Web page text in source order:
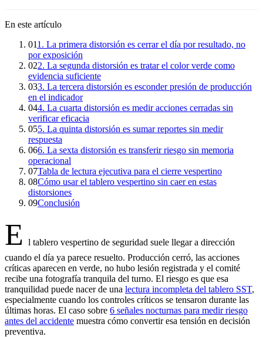
En este artículo
011. La primera distorsión es cerrar el día por resultado, no
por exposición
022. La segunda distorsión es tratar el color verde como
evidencia suficiente
033. La tercera distorsión es esconder presión de producción
en el indicador
044. La cuarta distorsión es medir acciones cerradas sin
verificar eficacia
055. La quinta distorsión es sumar reportes sin medir
respuesta
066. La sexta distorsión es transferir riesgo sin memoria
operacional
07Tabla de lectura ejecutiva para el cierre vespertino
08Cómo usar el tablero vespertino sin caer en estas
distorsiones
09Conclusión
E l tablero vespertino de seguridad suele llegar a dirección
cuando el día ya parece resuelto. Producción cerró, las acciones
críticas aparecen en verde, no hubo lesión registrada y el comité
recibe una fotografía tranquila del turno. El riesgo es que esa
tranquilidad puede nacer de una lectura incompleta del tablero SST,
especialmente cuando los controles críticos se tensaron durante las
últimas horas. El caso sobre 6 señales nocturnas para medir riesgo
antes del accidente muestra cómo convertir esa tensión en decisión
preventiva.